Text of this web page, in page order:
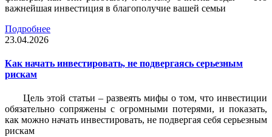
важнейшая инвестиция в благополучие вашей семьи
Подробнее
23.04.2026
Как начать инвестировать, не подвергаясь серьезным
рискам
Цель этой статьи – развеять мифы о том, что инвестиции
обязательно сопряжены с огромными потерями, и показать,
как можно начать инвестировать, не подвергая себя серьезным
рискам